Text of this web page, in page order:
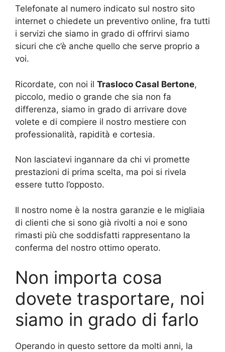
Telefonate al numero indicato sul nostro sito
internet o chiedete un preventivo online, fra tutti
i servizi che siamo in grado di offrirvi siamo
sicuri che c’è anche quello che serve proprio a
voi.
Ricordate, con noi il Trasloco Casal Bertone,
piccolo, medio o grande che sia non fa
differenza, siamo in grado di arrivare dove
volete e di compiere il nostro mestiere con
professionalità, rapidità e cortesia.
Non lasciatevi ingannare da chi vi promette
prestazioni di prima scelta, ma poi si rivela
essere tutto l’opposto.
Il nostro nome è la nostra garanzie e le migliaia
di clienti che si sono già rivolti a noi e sono
rimasti più che soddisfatti rappresentano la
conferma del nostro ottimo operato.
Non importa cosa
dovete trasportare, noi
siamo in grado di farlo
Operando in questo settore da molti anni, la